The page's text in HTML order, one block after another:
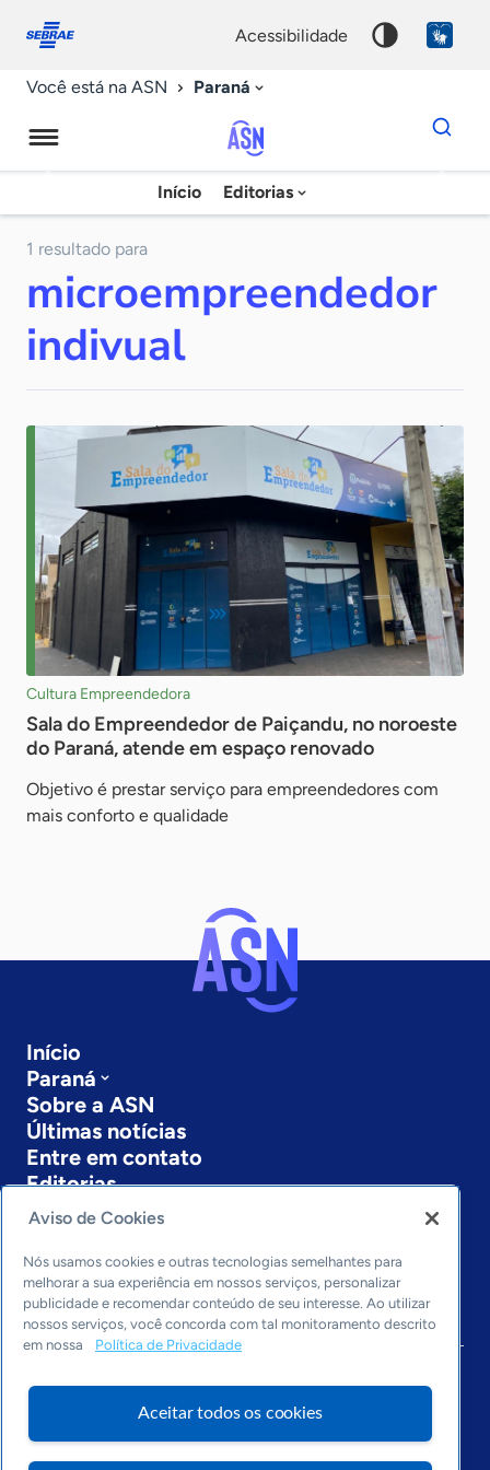
conosco
acessibilidade
Você está na ASN Paraná
Agência
Sebrae
Notícias
Início Editorias
Dados
para
chave
1 resultado para
microempreendedor
indivual
Cultura Empreendedora
Sala do Empreendedor de Paiçandu, no noroeste
do Paraná, atende em espaço renovado
Objetivo é prestar serviço para empreendedores com
mais conforto e qualidade
Início
Paraná
Sobre a ASN
Últimas notícias
Entre em contato
Editorias
Economia & Política
Inovação & Tecnologia
Cultura empreendedora
Dados
Arquivo
Aviso de Cookies
Nós usamos cookies e outras tecnologias semelhantes para
melhorar a sua experiência em nossos serviços, personalizar
publicidade e recomendar conteúdo de seu interesse. Ao utilizar
nossos serviços, você concorda com tal monitoramento descrito
em nossa
Política de Privacidade
Aceitar todos os cookies